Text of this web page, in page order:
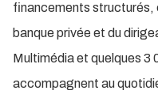
financements structurés,
banque privée et du
Multimédia et quelques 3
accompagnent au